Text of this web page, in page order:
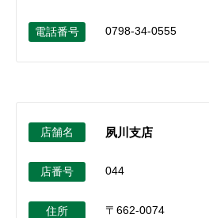
電話番号 0798-34-0555
店舗名 夙川支店
店番号 044
住所
〒662-0074